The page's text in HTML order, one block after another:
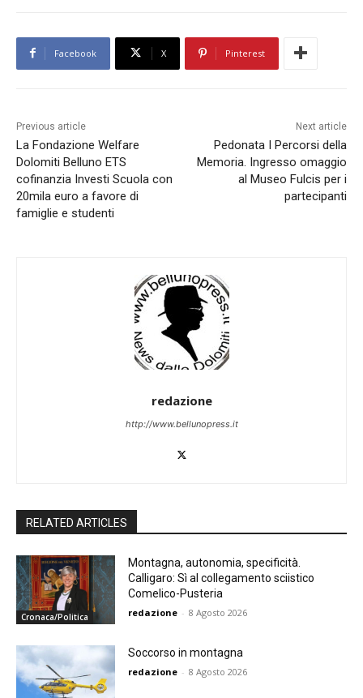
Facebook X Pinterest
Previous article
La Fondazione Welfare
Dolomiti Belluno ETS
cofinanzia Investi Scuola con
20mila euro a favore di
famiglie e studenti
Next article
Pedonata I Percorsi della
Memoria. Ingresso omaggio
al Museo Fulcis per i
partecipanti
redazione
http://www.bellunopress.it
RELATED ARTICLES
Cronaca/Politica
Montagna, autonomia, specificità.
Calligaro: Sì al collegamento sciistico
Comelico-Pusteria
redazione - 8 Agosto 2026
Soccorso in montagna
redazione - 8 Agosto 2026